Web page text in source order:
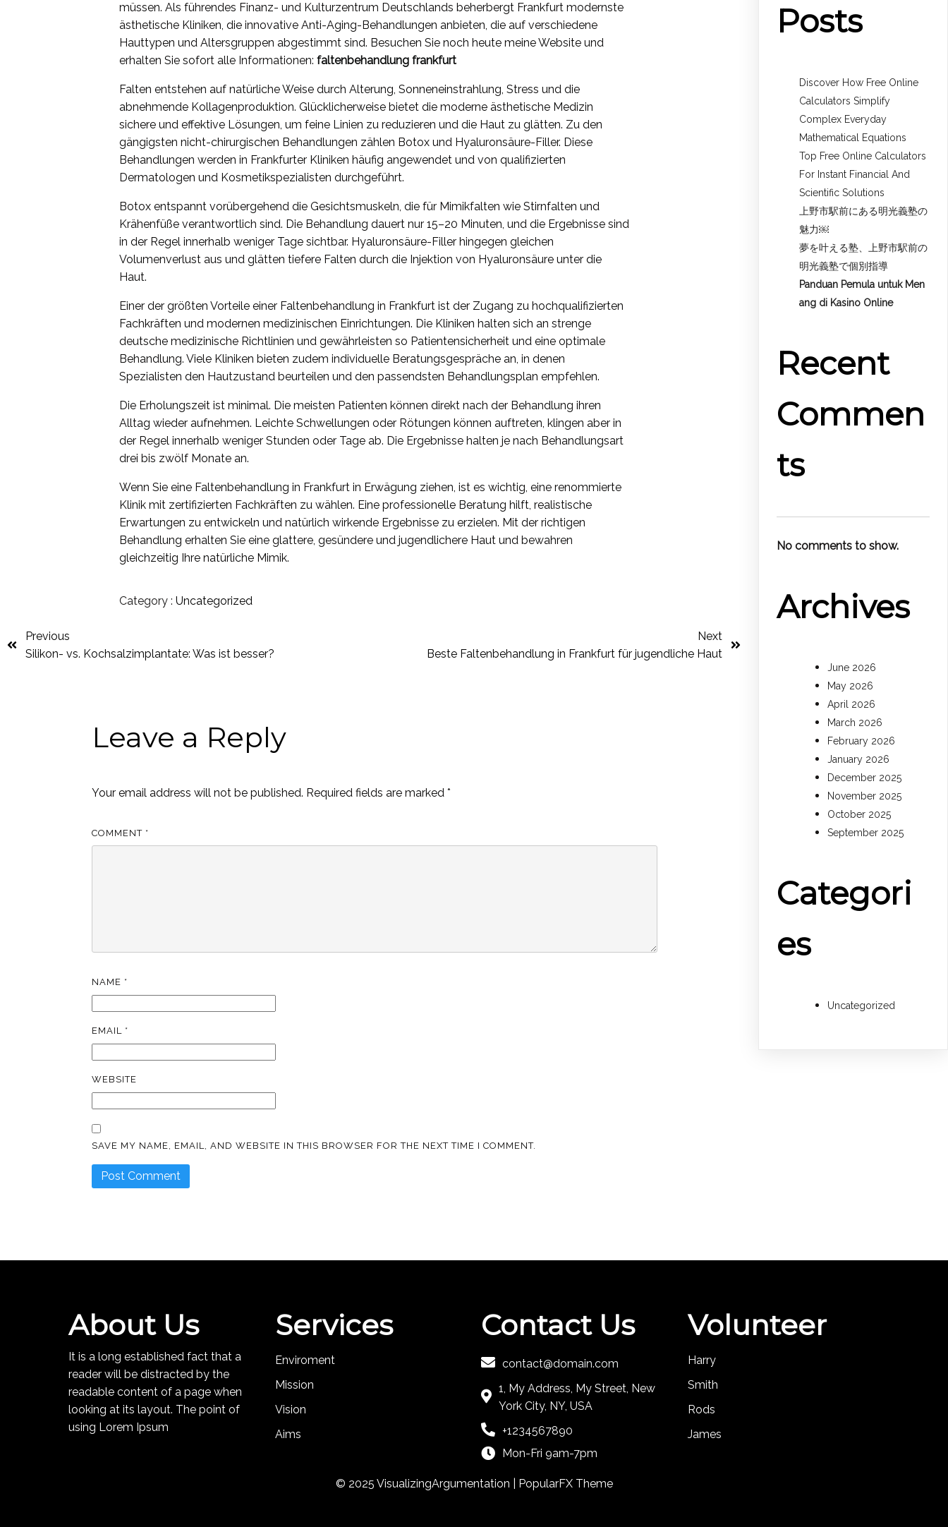
müssen. Als führendes Finanz- und Kulturzentrum Deutschlands beherbergt Frankfurt modernste
ästhetische Kliniken, die innovative Anti-Aging-Behandlungen anbieten, die auf verschiedene
Hauttypen und Altersgruppen abgestimmt sind. Besuchen Sie noch heute meine Website und
erhalten Sie sofort alle Informationen:faltenbehandlung frankfurt
Falten entstehen auf natürliche Weise durch Alterung, Sonneneinstrahlung, Stress und die
abnehmende Kollagenproduktion. Glücklicherweise bietet die moderne ästhetische Medizin
sichere und effektive Lösungen, um feine Linien zu reduzieren und die Haut zu glätten. Zu den
gängigsten nicht-chirurgischen Behandlungen zählen Botox und Hyaluronsäure-Filler. Diese
Behandlungen werden in Frankfurter Kliniken häufig angewendet und von qualifizierten
Dermatologen und Kosmetikspezialisten durchgeführt.
Botox entspannt vorübergehend die Gesichtsmuskeln, die für Mimikfalten wie Stirnfalten und
Krähenfüße verantwortlich sind. Die Behandlung dauert nur 15–20 Minuten, und die Ergebnisse sind
in der Regel innerhalb weniger Tage sichtbar. Hyaluronsäure-Filler hingegen gleichen
Volumenverlust aus und glätten tiefere Falten durch die Injektion von Hyaluronsäure unter die
Haut.
Einer der größten Vorteile einer Faltenbehandlung in Frankfurt ist der Zugang zu hochqualifizierten
Fachkräften und modernen medizinischen Einrichtungen. Die Kliniken halten sich an strenge
deutsche medizinische Richtlinien und gewährleisten so Patientensicherheit und eine optimale
Behandlung. Viele Kliniken bieten zudem individuelle Beratungsgespräche an, in denen
Spezialisten den Hautzustand beurteilen und den passendsten Behandlungsplan empfehlen.
Die Erholungszeit ist minimal. Die meisten Patienten können direkt nach der Behandlung ihren
Alltag wieder aufnehmen. Leichte Schwellungen oder Rötungen können auftreten, klingen aber in
der Regel innerhalb weniger Stunden oder Tage ab. Die Ergebnisse halten je nach Behandlungsart
drei bis zwölf Monate an.
Wenn Sie eine Faltenbehandlung in Frankfurt in Erwägung ziehen, ist es wichtig, eine renommierte
Klinik mit zertifizierten Fachkräften zu wählen. Eine professionelle Beratung hilft, realistische
Erwartungen zu entwickeln und natürlich wirkende Ergebnisse zu erzielen. Mit der richtigen
Behandlung erhalten Sie eine glattere, gesündere und jugendlichere Haut und bewahren
gleichzeitig Ihre natürliche Mimik.
Category : Uncategorized
Previous
Silikon- vs. Kochsalzimplantate: Was ist besser?
Next
Beste Faltenbehandlung in Frankfurt für jugendliche Haut
Leave a Reply
Your email address will not be published. Required fields are marked*
COMMENT *
NAME *
EMAIL *
WEBSITE
SAVE MY NAME, EMAIL, AND WEBSITE IN THIS BROWSER FOR THE NEXT TIME I COMMENT.
Posts
Discover How Free Online
Calculators Simplify
Complex Everyday
Mathematical Equations
Top Free Online Calculators
For Instant Financial And
Scientific Solutions
上野市駅前にある明光義塾の
魅力￼
夢を叶える塾、上野市駅前の
明光義塾で個別指導
Panduan Pemula untuk Men
ang di Kasino Online
Recent
Commen
ts
No comments to show.
Archives
June 2026
May 2026
April 2026
March 2026
February 2026
January 2026
December 2025
November 2025
October 2025
September 2025
Categori
es
Uncategorized
About Us
It is a long established fact that a
reader will be distracted by the
readable content of a page when
looking at its layout. The point of
using Lorem Ipsum
Services
Enviroment
Mission
Vision
Aims
Contact Us
contact@domain.com
1, My Address, My Street, New
York City, NY, USA
+1234567890
Mon-Fri 9am-7pm
Volunteer
Harry
Smith
Rods
James
© 2025 VisualizingArgumentation | PopularFX Theme